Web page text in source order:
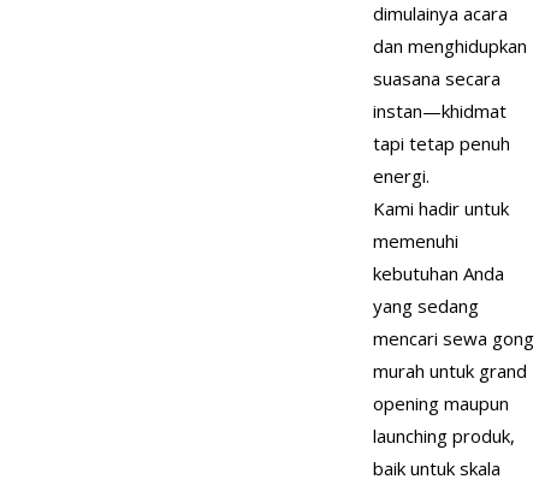
dimulainya acara
dan menghidupkan
suasana secara
instan—khidmat
tapi tetap penuh
energi.
Kami hadir untuk
memenuhi
kebutuhan Anda
yang sedang
mencari sewa gong
murah untuk grand
opening maupun
launching produk,
baik untuk skala